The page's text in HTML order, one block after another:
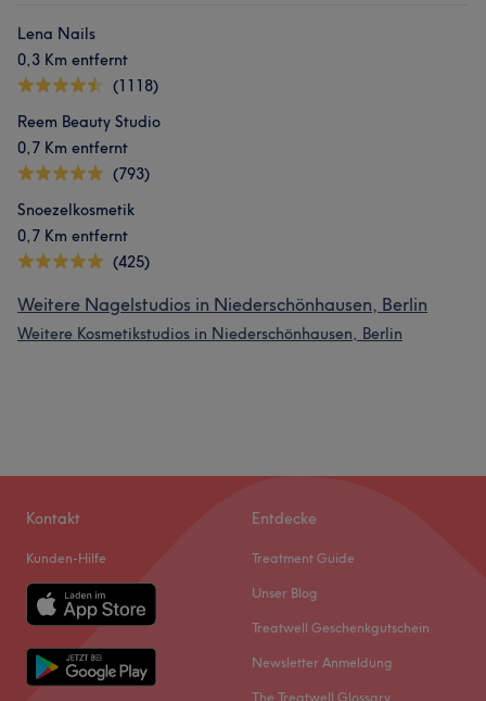
Lena Nails
0,3 Km entfernt
(1118)
Reem Beauty Studio
0,7 Km entfernt
(793)
Snoezelkosmetik
0,7 Km entfernt
(425)
Weitere Nagelstudios in Niederschönhausen, Berlin
Weitere Kosmetikstudios in Niederschönhausen, Berlin
Kontakt
Kunden-Hilfe
Entdecke
Treatment Guide
Unser Blog
Treatwell Geschenkgutschein
Newsletter Anmeldung
The Treatwell Glossary